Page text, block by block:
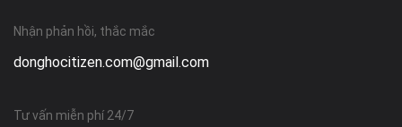
Nhận phản hồi, thắc mắc
donghocitizen.com@gmail.com
Tư vấn miễn phí 24/7